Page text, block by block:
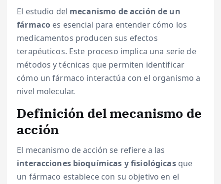
El estudio del mecanismo de acción de un
fármaco es esencial para entender cómo los
medicamentos producen sus efectos
terapéuticos. Este proceso implica una serie de
métodos y técnicas que permiten identificar
cómo un fármaco interactúa con el organismo a
nivel molecular.
Definición del mecanismo de
acción
El mecanismo de acción se refiere a las
interacciones bioquímicas y fisiológicasque
un fármaco establece con su objetivo en el